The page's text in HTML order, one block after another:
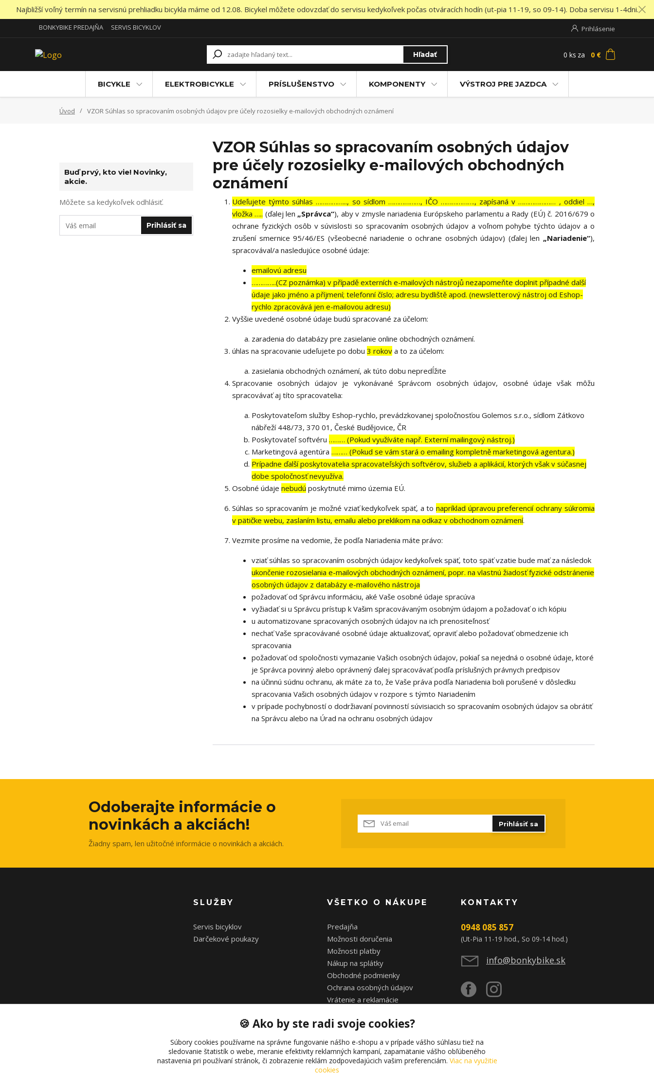
Najbližší voľný termín na servisnú prehliadku bicykla máme od 12.08. Bicykel môžete odovzdať do servisu kedykoľvek počas otváracích hodín (ut-pia 11-19, so 09-14). Doba servisu 1-4dni.
BONKYBIKE PREDAJŇA SERVIS BICYKLOV Prihlásenie
Hľadať 0 ks za 0 €
BICYKLE ELEKTROBICYKLE PRÍSLUŠENSTVO KOMPONENTY VÝSTROJ PRE JAZDCA
Úvod VZOR Súhlas so spracovaním osobných údajov pre účely rozosielky e-mailových obchodných oznámení
Buď prvý, kto vie! Novinky,
akcie.
Môžete sa kedykoľvek odhlásiť.
Prihlásiť sa
VZOR Súhlas so spracovaním osobných údajov
pre účely rozosielky e-mailových obchodných
oznámení
Udeľujete týmto súhlas ……………..., so sídlom ………………, IČO ………………., zapísaná v ………………… , oddiel …,
vložka ….. (ďalej len „Správca“), aby v zmysle nariadenia Európskeho parlamentu a Rady (EÚ) č. 2016/679 o
ochrane fyzických osôb v súvislosti so spracovaním osobných údajov a voľnom pohybe týchto údajov a o
zrušení smernice 95/46/ES (všeobecné nariadenie o ochrane osobných údajov) (ďalej len „Nariadenie“),
spracovával/a nasledujúce osobné údaje:
emailovú adresu
…………..(CZ poznámka) v případě externích e-mailových nástrojů nezapomeňte doplnit případné další
údaje jako jméno a příjmení; telefonní číslo; adresu bydliště apod. (newsletterový nástroj od Eshop-
rychlo zpracovává jen e-mailovou adresu)
Vyššie uvedené osobné údaje budú spracované za účelom:
zaradenia do databázy pre zasielanie online obchodných oznámení.
úhlas na spracovanie udeľujete po dobu 3 rokova to za účelom:
zasielania obchodných oznámení, ak túto dobu nepredĺžite
Spracovanie osobných údajov je vykonávané Správcom osobných údajov, osobné údaje však môžu
spracovávať aj títo spracovatelia:
Poskytovateľom služby Eshop-rychlo, prevádzkovanej spoločnosťou Golemos s.r.o., sídlom Zátkovo
nábřeží 448/73, 370 01, České Budějovice, ČR
Poskytovateľ softvéru ……… (Pokud využíváte např. Externí mailingový nástroj.)
Marketingová agentúra ……… (Pokud se vám stará o emailing kompletně marketingová agentura.)
Prípadne ďalší poskytovatelia spracovateľských softvérov, služieb a aplikácií, ktorých však v súčasnej
dobe spoločnosť nevyužíva.
Osobné údaje nebudú poskytnuté mimo územia EÚ.
Súhlas so spracovaním je možné vziať kedykoľvek späť, a tonapríklad úpravou preferencií ochrany súkromia
v pätičke webu, zaslaním listu, emailu alebo preklikom na odkaz v obchodnom oznámení.
Vezmite prosíme na vedomie, že podľa Nariadenia máte právo:
vziať súhlas so spracovaním osobných údajov kedykoľvek späť, toto späť vzatie bude mať za následok
ukončenie rozosielania e-mailových obchodných oznámení, popr. na vlastnú žiadosť fyzické odstránenie
osobných údajov z databázy e-mailového nástroja
požadovať od Správcu informáciu, aké Vaše osobné údaje spracúva
vyžiadať si u Správcu prístup k Vašim spracovávaným osobným údajom a požadovať o ich kópiu
u automatizovane spracovaných osobných údajov na ich prenositeľnosť
nechať Vaše spracovávané osobné údaje aktualizovať, opraviť alebo požadovať obmedzenie ich
spracovania
požadovať od spoločnosti vymazanie Vašich osobných údajov, pokiaľ sa nejedná o osobné údaje, ktoré
je Správca povinný alebo oprávnený ďalej spracovávať podľa príslušných právnych predpisov
na účinnú súdnu ochranu, ak máte za to, že Vaše práva podľa Nariadenia boli porušené v dôsledku
spracovania Vašich osobných údajov v rozpore s týmto Nariadením
v prípade pochybností o dodržiavaní povinností súvisiacich so spracovaním osobných údajov sa obrátiť
na Správcu alebo na Úrad na ochranu osobných údajov
Odoberajte informácie o
novinkách a akciách!
Žiadny spam, len užitočné informácie o novinkách a akciách.
Prihlásiť sa
SLUŽBY
Servis bicyklov
Darčekové poukazy
VŠETKO O NÁKUPE
Predajňa
Možnosti doručenia
Možnosti platby
Nákup na splátky
Obchodné podmienky
Ochrana osobných údajov
Vrátenie a reklamácie
KONTAKTY
0948 085 857
(Ut-Pia 11-19 hod., So 09-14 hod.)
info@bonkybike.sk
🍪 Ako by ste radi svoje cookies?
Súbory cookies používame na správne fungovanie nášho e-shopu a v prípade vášho súhlasu tiež na
sledovanie štatistík o webe, meranie efektivity reklamných kampaní, zapamätanie vášho obľúbeného
nastavenia pri používaní stránok, či zobrazenie reklám zodpovedajúcich vašim preferenciám. Viac na využitie
cookies